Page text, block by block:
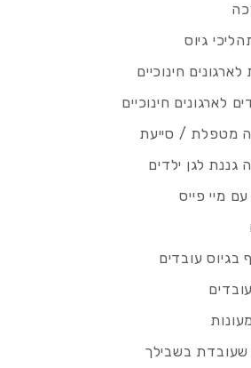
גיוס
חינוכיים
לארגונים חינוכיים
מטפלת / סייעת
גננת לגן ילדים
מיי פייס
בגיוס עובדים
שעובדת בשבילך